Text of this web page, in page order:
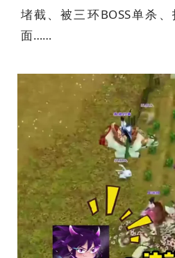
堵截、被三环BOSS单杀
面……